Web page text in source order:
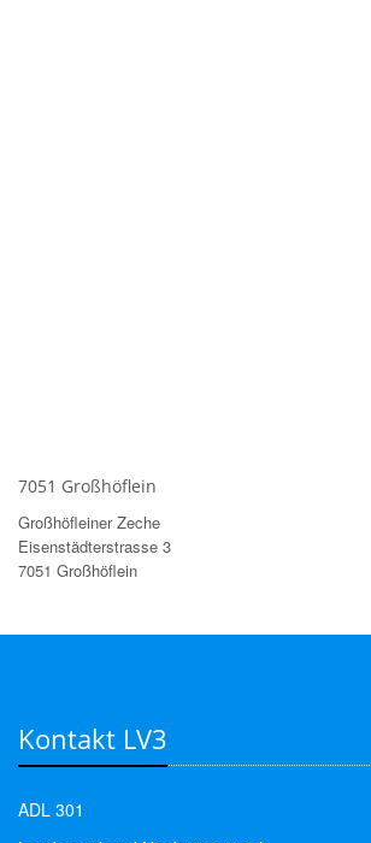
7051 Großhöflein
Großhöfleiner Zeche
Eisenstädterstrasse 3
7051 Großhöflein
Kontakt LV3
ADL 301